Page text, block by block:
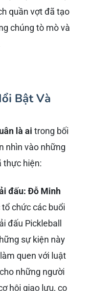
quần vợt đã tạo
chúng tò mò và